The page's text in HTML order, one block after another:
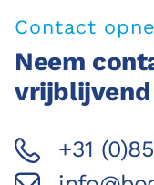
Contact
Neem
+31